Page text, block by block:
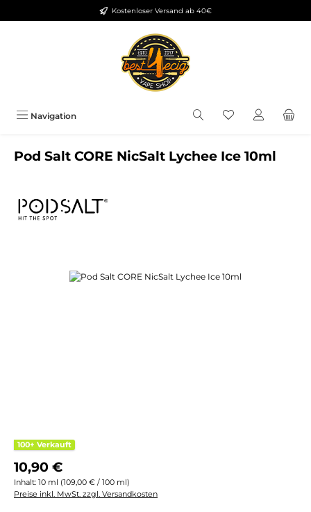
Zum Hauptinhalt springenKostenloser Versand ab 40€
Navigation Du hast 0
Pod Salt CORE NicSalt Lychee Ice 10ml
Bildergalerie überspringen
100+ Verkauft
Regulärer Preis:
10,90 €
Inhalt: 10 ml (109,00 € / 100 ml)
Preise inkl. MwSt. zzgl. Versandkosten